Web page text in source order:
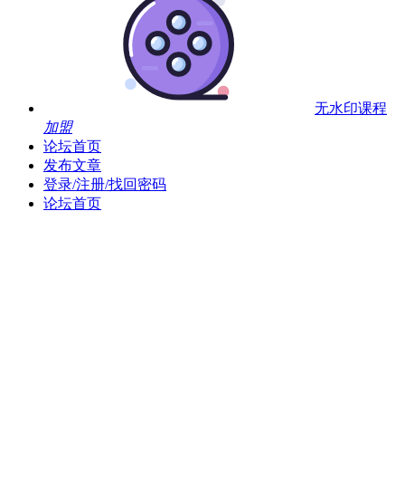
无水印课程
加盟
论坛首页
发布文章
登录/注册/找回密码
论坛首页